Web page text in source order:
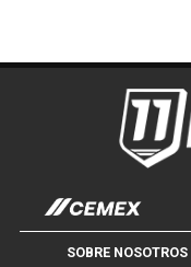
SOBRE NOSOTROS